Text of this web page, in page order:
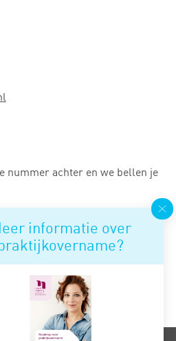
informatie over
nummer achter en we bellen je